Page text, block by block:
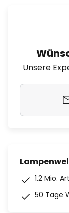
Unsere
1.2 Mio.
50 Tage